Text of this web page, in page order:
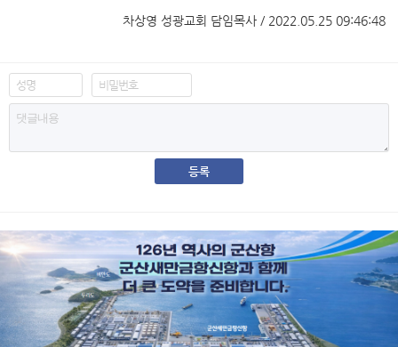
차상영 성광교회 담임목사 / 2022.05.25 09:46:48